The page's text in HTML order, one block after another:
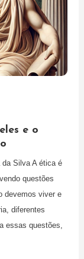
e o
Silva A ética é
questões
devemos viver e
diferentes
essas questões,